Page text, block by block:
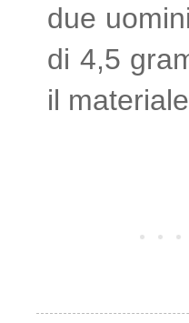
due
di 4,5
il